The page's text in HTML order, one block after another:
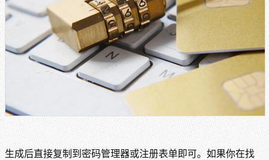
生成后直接复制到密码管理器或注册表单即可。如果你在找